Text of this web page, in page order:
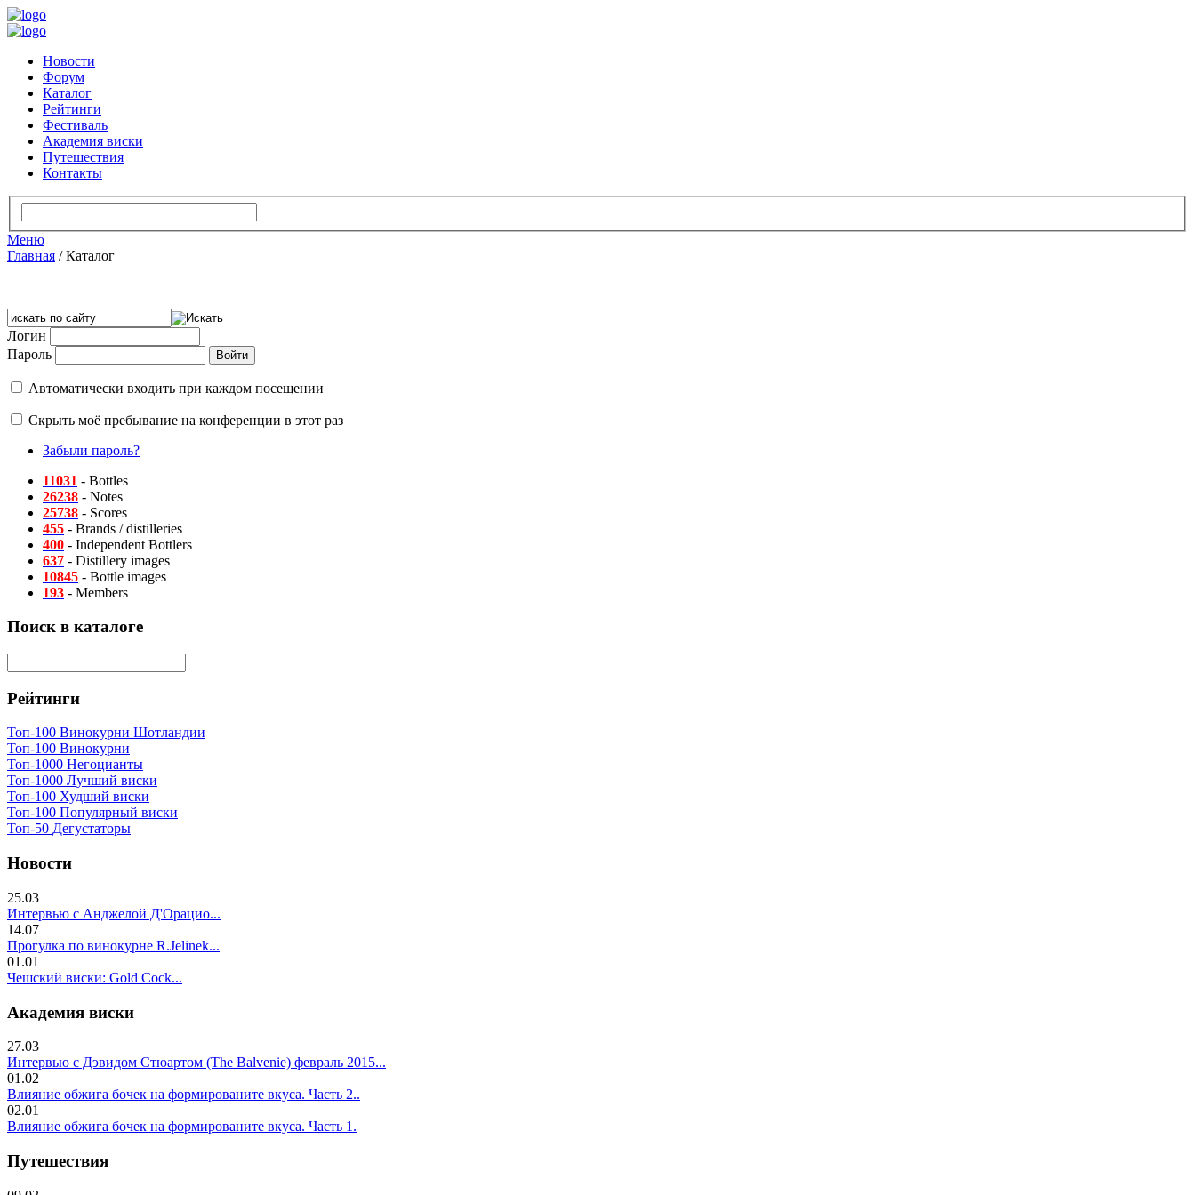
Новости
Форум
Каталог
Рейтинги
Фестиваль
Академия виски
Путешествия
Контакты
Меню
Главная /Каталог
Логин
Пароль
Автоматически входить при каждом посещении
Скрыть моё пребывание на конференции в этот раз
Забыли пароль?
11031 - Bottles
26238 - Notes
25738 - Scores
455 - Brands / distilleries
400 - Independent Bottlers
637 - Distillery images
10845 - Bottle images
193 - Members
Поиск в каталоге
Рейтинги
Топ-100 Винокурни Шотландии
Топ-100 Винокурни
Топ-1000 Негоцианты
Топ-1000 Лучший виски
Топ-100 Худший виски
Топ-100 Популярный виски
Топ-50 Дегустаторы
Новости
25.03
Интервью с Анджелой Д'Орацио...
14.07
Прогулка по винокурне R.Jelinek...
01.01
Чешский виски: Gold Cock...
Академия виски
27.03
Интервью с Дэвидом Стюартом (The Balvenie) февраль 2015...
01.02
Влияние обжига бочек на формированите вкуса. Часть 2..
02.01
Влияние обжига бочек на формированите вкуса. Часть 1.
Путешествия